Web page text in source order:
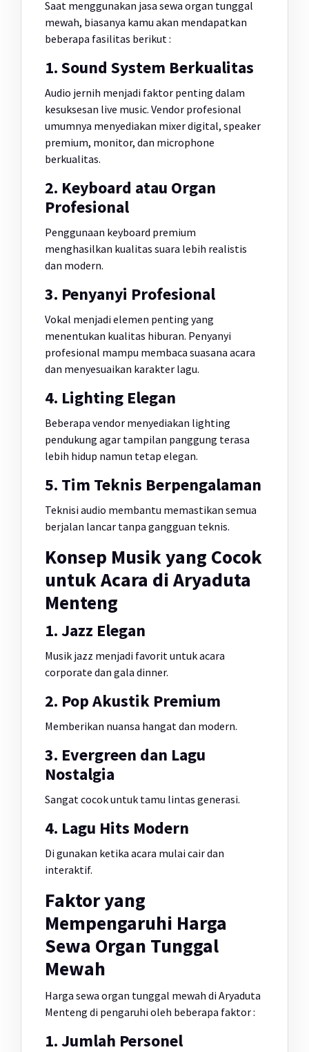
Saat menggunakan jasa sewa organ tunggal
mewah, biasanya kamu akan mendapatkan
beberapa fasilitas berikut :
1. Sound System Berkualitas
Audio jernih menjadi faktor penting dalam
kesuksesan live music. Vendor profesional
umumnya menyediakan mixer digital, speaker
premium, monitor, dan microphone
berkualitas.
2. Keyboard atau Organ
Profesional
Penggunaan keyboard premium
menghasilkan kualitas suara lebih realistis
dan modern.
3. Penyanyi Profesional
Vokal menjadi elemen penting yang
menentukan kualitas hiburan. Penyanyi
profesional mampu membaca suasana acara
dan menyesuaikan karakter lagu.
4. Lighting Elegan
Beberapa vendor menyediakan lighting
pendukung agar tampilan panggung terasa
lebih hidup namun tetap elegan.
5. Tim Teknis Berpengalaman
Teknisi audio membantu memastikan semua
berjalan lancar tanpa gangguan teknis.
Konsep Musik yang Cocok
untuk Acara di Aryaduta
Menteng
1. Jazz Elegan
Musik jazz menjadi favorit untuk acara
corporate dan gala dinner.
2. Pop Akustik Premium
Memberikan nuansa hangat dan modern.
3. Evergreen dan Lagu
Nostalgia
Sangat cocok untuk tamu lintas generasi.
4. Lagu Hits Modern
Di gunakan ketika acara mulai cair dan
interaktif.
Faktor yang
Mempengaruhi Harga
Sewa Organ Tunggal
Mewah
Harga sewa organ tunggal mewah di Aryaduta
Menteng di pengaruhi oleh beberapa faktor :
1. Jumlah Personel